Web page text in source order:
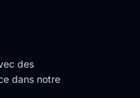
des
dans notre